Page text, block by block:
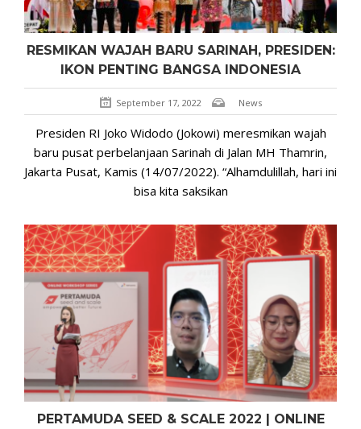
RESMIKAN WAJAH BARU SARINAH, PRESIDEN:
IKON PENTING BANGSA INDONESIA
September 17, 2022 News
Presiden RI Joko Widodo (Jokowi) meresmikan wajah
baru pusat perbelanjaan Sarinah di Jalan MH Thamrin,
Jakarta Pusat, Kamis (14/07/2022). “Alhamdulillah, hari ini
bisa kita saksikan
PERTAMUDA SEED & SCALE 2022 | ONLINE